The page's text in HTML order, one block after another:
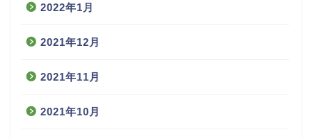
2022年1月
2021年12月
2021年11月
2021年10月